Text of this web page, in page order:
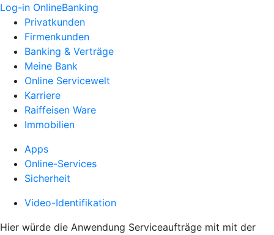
Log-in OnlineBanking
Privatkunden
Firmenkunden
Banking & Verträge
Meine Bank
Online Servicewelt
Karriere
Raiffeisen Ware
Immobilien
Apps
Online-Services
Sicherheit
Video-Identifikation
Hier würde die Anwendung Serviceaufträge mit mit der